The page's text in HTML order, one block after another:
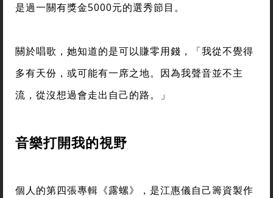
是過一關有獎金5000元的選秀節目。
關於唱歌，她知道的是可以賺零用錢，「我從不覺得
多有天份，或可能有一席之地。因為我聲音並不主
流，從沒想過會走出自己的路。」
音樂打開我的視野
個人的第四張專輯《露螺》，是江惠儀自己籌資製作